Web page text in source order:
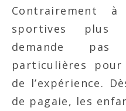
Contrairement
sportives plus
demande pas
particulières
de l’expérience.
de pagaie, les